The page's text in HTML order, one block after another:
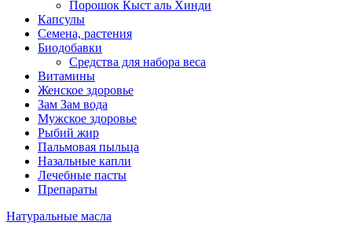
Порошок Кыст аль Хинди
Капсулы
Семена, растения
Биодобавки
Средства для набора веса
Витамины
Женское здоровье
Зам Зам вода
Мужское здоровье
Рыбий жир
Пальмовая пыльца
Назальные капли
Лечебные пасты
Препараты
Натуральные масла